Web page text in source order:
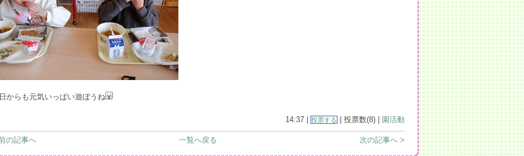
からも元気いっぱい遊ぼうね
14:37 | 投票する | 投票数(8) | 園活動
の記事へ 次の記事へ >
一覧へ戻る